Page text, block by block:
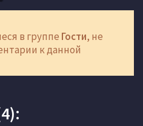
в группе Гости, не
к данной